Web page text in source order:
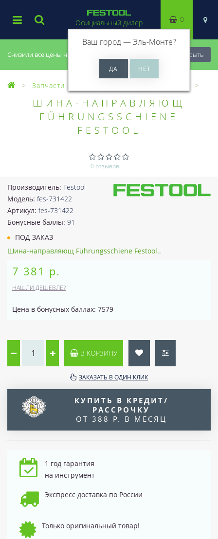
Снизили все цены на 20%, успей купить! Закрыть
Официальный дилер
Ваш город —Эль-Монте?
0
Запчасти Festool
ШИНА-НАПРАВЛЯЮЩ
FÜHRUNGSSCHIENE
FESTOOL
0 отзывов
Производитель: Festool
Модель: fes-731422
Артикул: fes-731422
Бонусные баллы: 91
ПОД ЗАКАЗ
Шина-направляющ Führungsschiene Festool..
7 381 р.
НАШЛИ ДЕШЕВЛЕ?
Цена в бонусных баллах: 7579
В КОРЗИНУ
ЗАКАЗАТЬ В ОДИН КЛИК
КУПИТЬ В КРЕДИТ/
РАССРОЧКУ
ОТ 388 Р. В МЕСЯЦ
1 год гарантия
на инструмент
Экспресс доставка по России
Только оригинальный товар!